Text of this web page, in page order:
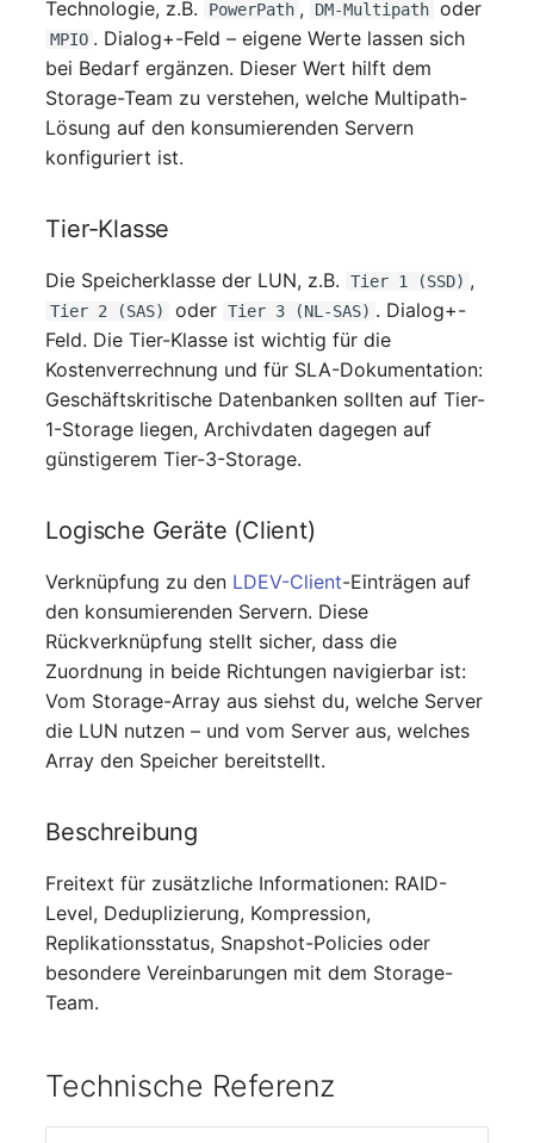
Virtueller Host
Virtueller Server
VoIP-Telefon
VRRP/HSRP Cluster
WAN-Leitung
Wireless Access Point
Technologie, z.B. PowerPath , DM-Multipath oder
MPIO . Dialog+-Feld – eigene Werte lassen sich
bei Bedarf ergänzen. Dieser Wert hilft dem
Storage-Team zu verstehen, welche Multipath-
Lösung auf den konsumierenden Servern
konfiguriert ist.
Tier-Klasse
Die Speicherklasse der LUN, z.B. Tier 1 (SSD) ,
Tier 2 (SAS) oder Tier 3 (NL-SAS) . Dialog+-
Feld. Die Tier-Klasse ist wichtig für die
Kostenverrechnung und für SLA-Dokumentation:
Geschäftskritische Datenbanken sollten auf Tier-
1-Storage liegen, Archivdaten dagegen auf
günstigerem Tier-3-Storage.
Logische Geräte (Client)
Verknüpfung zu den LDEV-Client-Einträgen auf
den konsumierenden Servern. Diese
Rückverknüpfung stellt sicher, dass die
Zuordnung in beide Richtungen navigierbar ist:
Vom Storage-Array aus siehst du, welche Server
die LUN nutzen – und vom Server aus, welches
Array den Speicher bereitstellt.
Beschreibung
Freitext für zusätzliche Informationen: RAID-
Level, Deduplizierung, Kompression,
Replikationsstatus, Snapshot-Policies oder
besondere Vereinbarungen mit dem Storage-
Team.
Technische Referenz